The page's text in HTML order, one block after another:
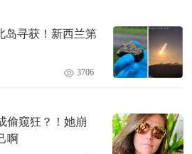
岛寻获！新西兰第
3706
偷窥狂？！她崩
啊